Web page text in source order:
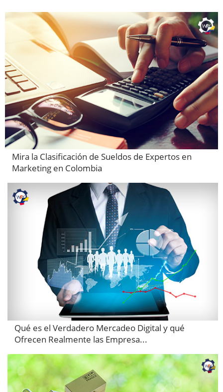
Mira la Clasificación de Sueldos de Expertos en
Marketing en Colombia
Qué es el Verdadero Mercadeo Digital y qué
Ofrecen Realmente las Empresa...